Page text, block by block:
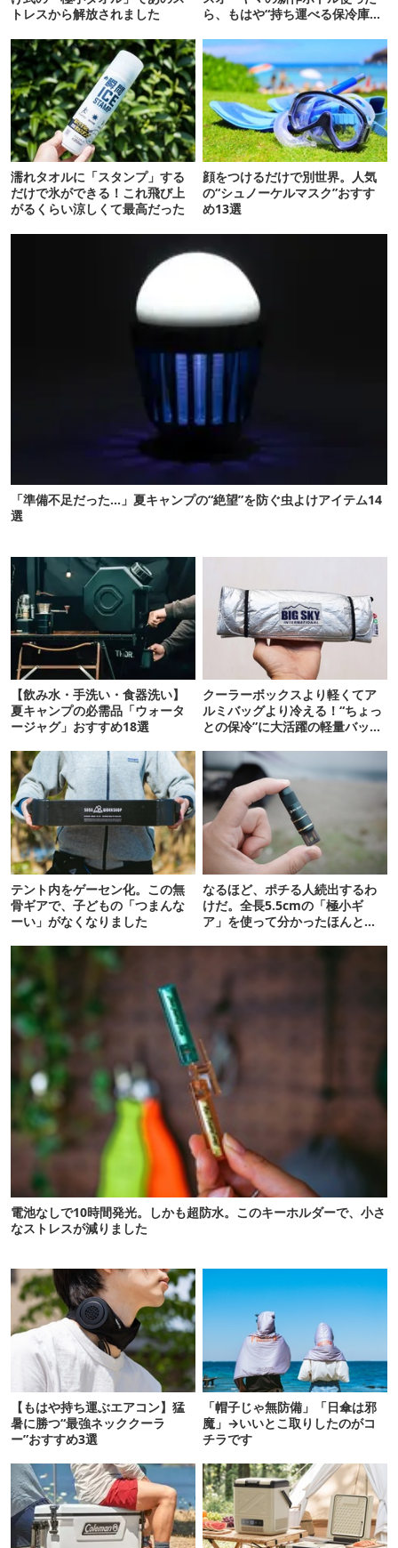
トレスから解放されました
ら、もはや“持ち運べる保冷庫
濡れタオルに「スタンプ」する
だけで氷ができる！これ飛び上
がるくらい涼しくて最高だった
顔をつけるだけで別世界。人気
の“シュノーケルマスク”おすす
め13選
「準備不足だった…」夏キャンプの“絶望”を防ぐ虫よけアイテム14
選
【飲み水・手洗い・食器洗い】
夏キャンプの必需品「ウォータ
ージャグ」おすすめ18選
クーラーボックスより軽くてア
ルミバッグより冷える！“ちょっ
との保冷”に大活躍の軽量バッグ
テント内をゲーセン化。この無
骨ギアで、子どもの「つまんな
ーい」がなくなりました
なるほど、ポチる人続出するわ
けだ。全長5.5cmの「極小ギ
ア」を使って分かったほんとの
電池なしで10時間発光。しかも超防水。このキーホルダーで、小さ
なストレスが減りました
【もはや持ち運ぶエアコン】猛
暑に勝つ“最強ネッククーラ
ー”おすすめ3選
「帽子じゃ無防備」「日傘は邪
魔」→いいとこ取りしたのがコ
チラです